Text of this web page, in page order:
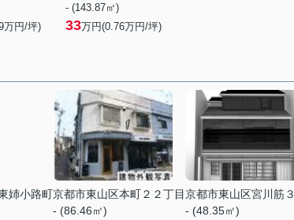
万円/坪)
- (143.87㎡)
33万円(0.76万円/坪)
姉小路町京都市東山区本町２２丁目
- (86.46㎡)
京都市東山区宮川筋
- (48.35㎡)